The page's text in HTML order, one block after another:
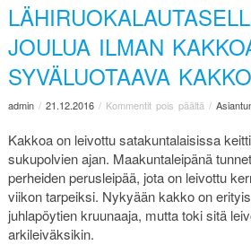
JOULUA ILMAN
SYVÄLUOTAAVA
admin/ 21.12.2016/ Kommentit pois päältä /
Kakkoa on leivottu satakuntalaisissa
sukupolvien ajan. Maakuntaleipänä
perheiden perusleipää, jota on leivottu
viikon tarpeiksi. Nykyään kakko on
juhlapöytien kruunaaja, mutta toki sitä
arkileiväksikin.